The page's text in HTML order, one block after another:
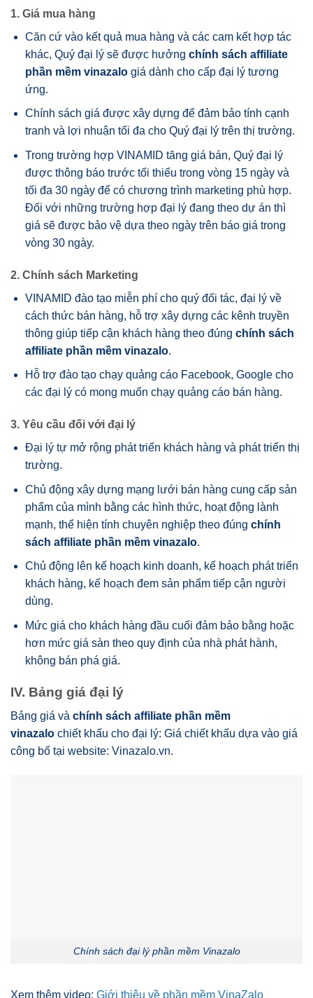
1. Giá mua hàng
Căn cứ vào kết quả mua hàng và các cam kết hợp tác
khác, Quý đại lý sẽ được hưởng chính sách affiliate
phần mềm vinazalogiá dành cho cấp đại lý tương
ứng.
Chính sách giá được xây dựng để đảm bảo tính cạnh
tranh và lợi nhuận tối đa cho Quý đại lý trên thị trường.
Trong trường hợp VINAMID tăng giá bán, Quý đại lý
được thông báo trước tối thiểu trong vòng 15 ngày và
tối đa 30 ngày để có chương trình marketing phù hợp.
Đối với những trường hợp đại lý đang theo dự án thì
giá sẽ được bảo vệ dựa theo ngày trên báo giá trong
vòng 30 ngày.
2. Chính sách Marketing
VINAMID đào tạo miễn phí cho quý đối tác, đại lý về
cách thức bán hàng, hỗ trợ xây dựng các kênh truyền
thông giúp tiếp cận khách hàng theo đúng chính sách
affiliate phần mềm vinazalo.
Hỗ trợ đào tạo chạy quảng cáo Facebook, Google cho
các đại lý có mong muốn chạy quảng cáo bán hàng.
3. Yêu cầu đối với đại lý
Đại lý tự mở rộng phát triển khách hàng và phát triển thị
trường.
Chủ động xây dựng mạng lưới bán hàng cung cấp sản
phẩm của mình bằng các hình thức, hoạt động lành
mạnh, thể hiện tính chuyên nghiệp theo đúng chính
sách affiliate phần mềm vinazalo.
Chủ động lên kế hoạch kinh doanh, kế hoạch phát triển
khách hàng, kế hoạch đem sản phẩm tiếp cận người
dùng.
Mức giá cho khách hàng đầu cuối đảm bảo bằng hoặc
hơn mức giá sàn theo quy định của nhà phát hành,
không bán phá giá.
IV. Bảng giá đại lý
Bảng giá và chính sách affiliate phần mềm
vinazalo chiết khấu cho đại lý: Giá chiết khấu dựa vào giá
công bố tại website: Vinazalo.vn.
Chính sách đại lý phần mềm Vinazalo
Xem thêm video: Giới thiệu về phần mềm VinaZalo